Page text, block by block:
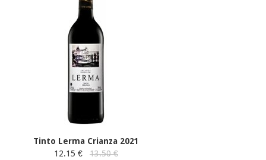
Tinto Lerma Crianza 2021
12.15 €
13.50 €